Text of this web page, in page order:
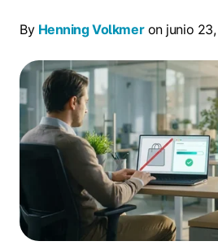
By Henning Volkmeron junio